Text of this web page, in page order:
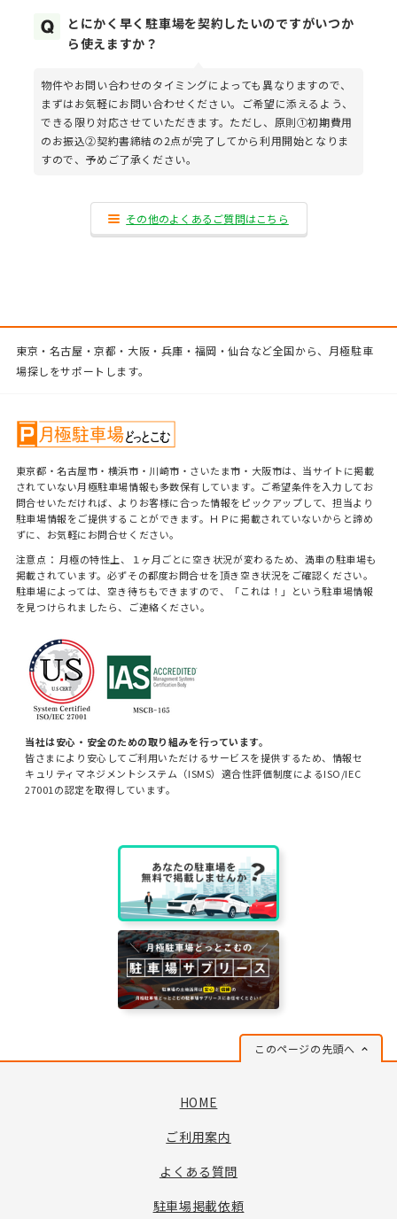
とにかく早く駐車場を契約したいのですがいつか
ら使えますか？
物件やお問い合わせのタイミングによっても異なりますので、
まずはお気軽にお問い合わせください。ご希望に添えるよう、
できる限り対応させていただきます。ただし、原則①初期費用
のお振込②契約書締結の2点が完了してから利用開始となりま
すので、予めご了承ください。
その他のよくあるご質問はこちら
東京・名古屋・京都・大阪・兵庫・福岡・仙台など全国から、月極駐車
場探しをサポートします。
東京都・名古屋市・横浜市・川崎市・さいたま市・大阪市は、当サイトに掲載
されていない月極駐車場情報も多数保有しています。ご希望条件を入力してお
問合せいただければ、よりお客様に合った情報をピックアップして、担当より
駐車場情報をご提供することができます。ＨＰに掲載されていないからと諦め
ずに、お気軽にお問合せください。
注意点： 月極の特性上、１ヶ月ごとに空き状況が変わるため、満車の駐車場も
掲載されています。必ずその都度お問合せを頂き空き状況をご確認ください。
駐車場によっては、空き待ちもできますので、「これは！」という駐車場情報
を見つけられましたら、ご連絡ください。
当社は安心・安全のための取り組みを行っています。
皆さまにより安心してご利用いただけるサービスを提供するため、情報セ
キュリティマネジメントシステム（ISMS）適合性評価制度によるISO/IEC
27001の認定を取得しています。
このページの先頭へ
HOME
ご利用案内
よくある質問
駐車場掲載依頼